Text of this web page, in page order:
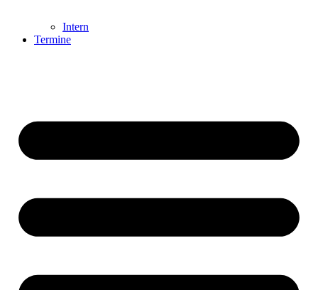
Intern
Termine